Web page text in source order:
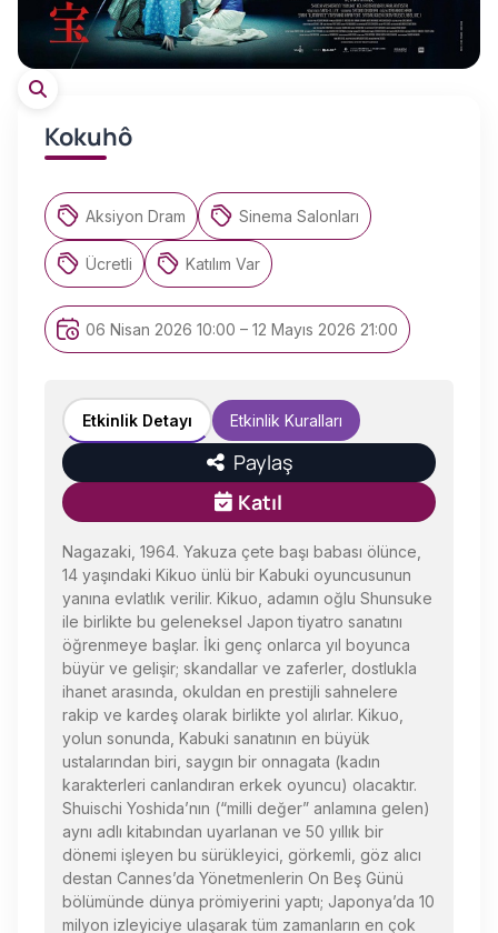
Kokuhô
Aksiyon Dram Sinema Salonları
Ücretli Katılım Var
06 Nisan 2026 10:00 – 12 Mayıs 2026 21:00
Etkinlik Detayı Etkinlik Kuralları
Paylaş
Katıl
Nagazaki, 1964. Yakuza çete başı babası ölünce,
14 yaşındaki Kikuo ünlü bir Kabuki oyuncusunun
yanına evlatlık verilir. Kikuo, adamın oğlu Shunsuke
ile birlikte bu geleneksel Japon tiyatro sanatını
öğrenmeye başlar. İki genç onlarca yıl boyunca
büyür ve gelişir; skandallar ve zaferler, dostlukla
ihanet arasında, okuldan en prestijli sahnelere
rakip ve kardeş olarak birlikte yol alırlar. Kikuo,
yolun sonunda, Kabuki sanatının en büyük
ustalarından biri, saygın bir onnagata (kadın
karakterleri canlandıran erkek oyuncu) olacaktır.
Shuischi Yoshida’nın (“milli değer” anlamına gelen)
aynı adlı kitabından uyarlanan ve 50 yıllık bir
dönemi işleyen bu sürükleyici, görkemli, göz alıcı
destan Cannes’da Yönetmenlerin On Beş Günü
bölümünde dünya prömiyerini yaptı; Japonya’da 10
milyon izleyiciye ulaşarak tüm zamanların en çok